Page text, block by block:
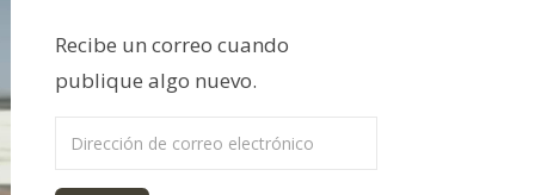
Recibe un correo cuando
publique algo nuevo.
Dirección de correo electrónico